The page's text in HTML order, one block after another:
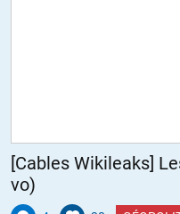
[Cables Wikileaks]
vo)